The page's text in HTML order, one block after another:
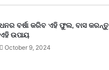
ଧନର ବର୍ଷା କରିବ ଏହି ଫୁଲ, ବାସ କରନ୍ତୁ
ଏହି ଉପାୟ
October 9, 2024